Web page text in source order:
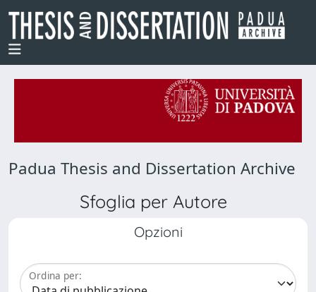
Padua Thesis and Dissertation Archive
Sfoglia per Autore
Opzioni
Ordina per: